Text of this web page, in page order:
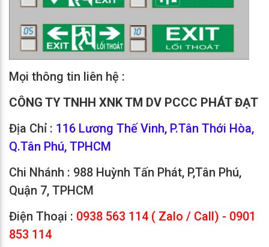
Mọi thông tin liên hệ :
CÔNG TY TNHH XNK TM DV PCCC PHÁT ĐẠT
Địa Chỉ : 116 Lương Thế Vinh, P.Tân Thới Hòa,
Q.Tân Phú, TPHCM
Chi Nhánh : 988 Huỳnh Tấn Phát, P,Tân Phú,
Quận 7, TPHCM
Điện Thoại : 0938 563 114 ( Zalo / Call) - 0901
853 114